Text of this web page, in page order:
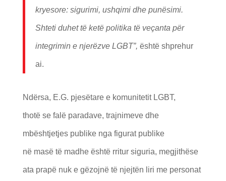
kryesore: sigurimi, ushqimi dhe punësimi.
Shteti duhet të ketë politika të veçanta për
integrimin e njerëzve LGBT”, është shprehur
ai.
Ndërsa, E.G. pjesëtare e komunitetit LGBT,
thotë se falë paradave, trajnimeve dhe
mbështjetjes publike nga figurat publike
në masë të madhe është rritur siguria, megjithëse
ata prapë nuk e gëzojnë të njejtën liri me personat